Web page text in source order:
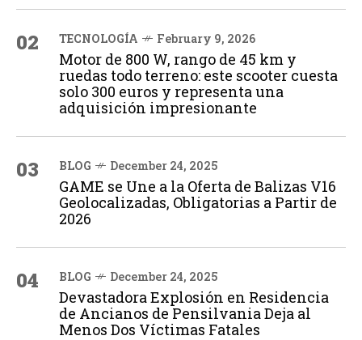
02 TECNOLOGÍA February 9, 2026
Motor de 800 W, rango de 45 km y
ruedas todo terreno: este scooter cuesta
solo 300 euros y representa una
adquisición impresionante
03 BLOG December 24, 2025
GAME se Une a la Oferta de Balizas V16
Geolocalizadas, Obligatorias a Partir de
2026
04 BLOG December 24, 2025
Devastadora Explosión en Residencia
de Ancianos de Pensilvania Deja al
Menos Dos Víctimas Fatales